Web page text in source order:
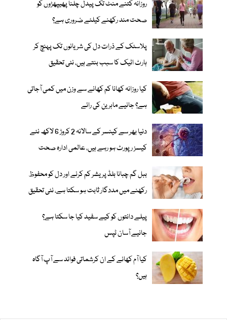
روزانہ کتنے منٹ تک پیدل چلنا پھیپھڑوں کو
صحت مند رکھنے کیلئے ضروری ہے؟
پلاسٹک کے ذرات دل کی شریانوں تک پہنچ کر
ہارٹ اٹیک کا سبب بنتے ہیں، نئی تحقیق
کیا روزانہ کھانا کم کھانے سے وزن میں کمی آجاتی
ہے؟ جانیے ماہرین کی رائے
دنیا بھر سے کینسر کے سالانہ 2 کروڑ 6 لاکھ نئے
کیسز رپورٹ ہو رہے ہیں، عالمی ادارہ صحت
ببل گم چبانا بلڈ پریشر کم کرنے اور دل کو محفوظ
رکھنے میں مددگار ثابت ہو سکتا ہے، نئی تحقیق
پیلے دانتوں کو کیے سفید کیا جا سکتا ہے؟
جانیے آسان ٹپس
کیا آم کھانے کے ان کرشماتی فوائد سے آپ آگاہ
ہیں؟